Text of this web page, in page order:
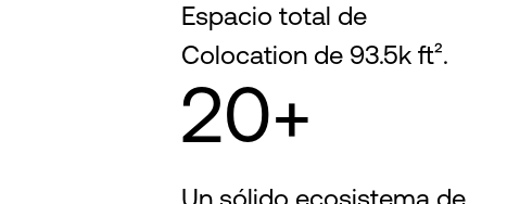
Espacio total de
Colocation de 93.5k ft².
20+
Un sólido ecosistema de